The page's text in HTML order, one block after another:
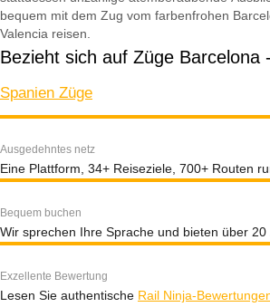
bequem mit dem Zug vom farbenfrohen
Valencia reisen.
Bezieht sich auf Züge Barcelona
Spanien Züge
Ausgedehntes netz
Eine Plattform, 34+ Reiseziele, 700+ Routen
Bequem buchen
Wir sprechen Ihre Sprache und bieten über 20
Exzellente Bewertung
Lesen Sie authentische Rail Ninja-